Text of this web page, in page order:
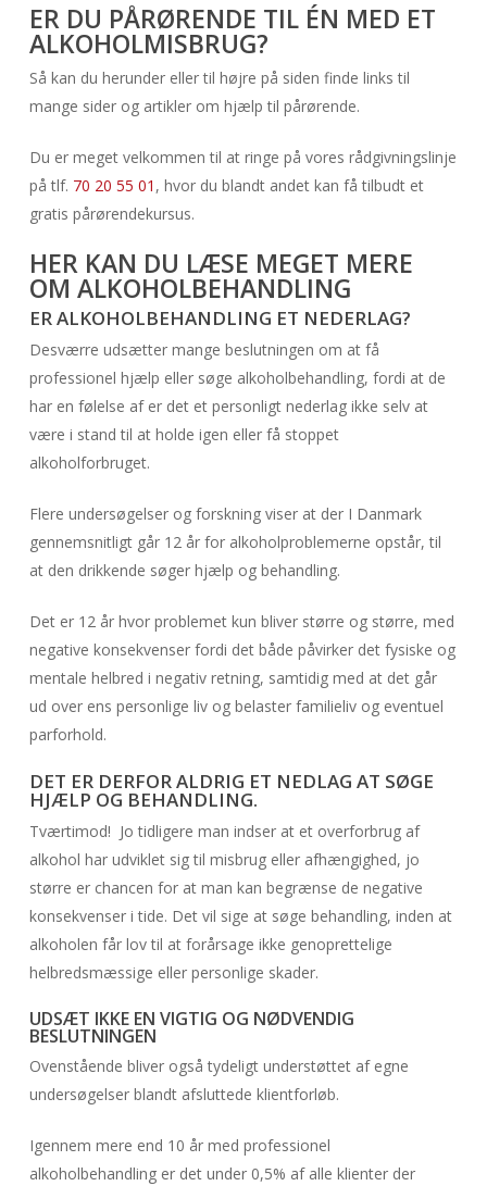
ER DU PÅRØRENDE TIL ÉN MED ET
ALKOHOLMISBRUG?
Så kan du herunder eller til højre på siden finde links til
mange sider og artikler om hjælp til pårørende.
Du er meget velkommen til at ringe på vores rådgivningslinje
på tlf. 70 20 55 01 , hvor du blandt andet kan få tilbudt et
gratis pårørendekursus.
HER KAN DU LÆSE MEGET MERE
OM ALKOHOLBEHANDLING
ER ALKOHOLBEHANDLING ET NEDERLAG?
Desværre udsætter mange beslutningen om at få
professionel hjælp eller søge alkoholbehandling, fordi at de
har en følelse af er det et personligt nederlag ikke selv at
være i stand til at holde igen eller få stoppet
alkoholforbruget.
Flere undersøgelser og forskning viser at der I Danmark
gennemsnitligt går 12 år for alkoholproblemerne opstår, til
at den drikkende søger hjælp og behandling.
Det er 12 år hvor problemet kun bliver større og større, med
negative konsekvenser fordi det både påvirker det fysiske og
mentale helbred i negativ retning, samtidig med at det går
ud over ens personlige liv og belaster familieliv og eventuel
parforhold.
DET ER DERFOR ALDRIG ET NEDLAG AT SØGE
HJÆLP OG BEHANDLING.
Tværtimod! Jo tidligere man indser at et overforbrug af
alkohol har udviklet sig til misbrug eller afhængighed, jo
større er chancen for at man kan begrænse de negative
konsekvenser i tide. Det vil sige at søge behandling, inden at
alkoholen får lov til at forårsage ikke genoprettelige
helbredsmæssige eller personlige skader.
UDSÆT IKKE EN VIGTIG OG NØDVENDIG
BESLUTNINGEN
Ovenstående bliver også tydeligt understøttet af egne
undersøgelser blandt afsluttede klientforløb.
Igennem mere end 10 år med professionel
alkoholbehandling er det under 0,5% af alle klienter der